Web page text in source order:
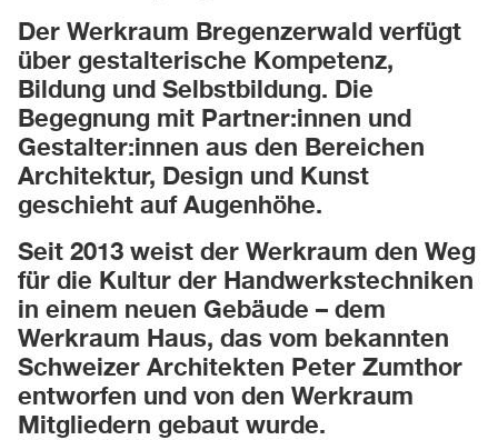
Der Werkraum Bregenzerwald verfügt
über gestalterische Kompetenz,
Bildung und Selbstbildung. Die
Begegnung mit Partner:innen und
Gestalter:innen aus den Bereichen
Architektur, Design und Kunst
geschieht auf Augenhöhe.
Seit 2013 weist der Werkraum den Weg
für die Kultur der Handwerkstechniken
in einem neuen Gebäude – dem
Werkraum Haus, das vom bekannten
Schweizer Architekten Peter Zumthor
entworfen und von den Werkraum
Mitgliedern gebaut wurde.